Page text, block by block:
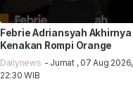
Febrie Adriansyah Akhirnya
Kenakan Rompi Orange
Dailynews - Jumat , 07 Aug 2026,
22:30 WIB